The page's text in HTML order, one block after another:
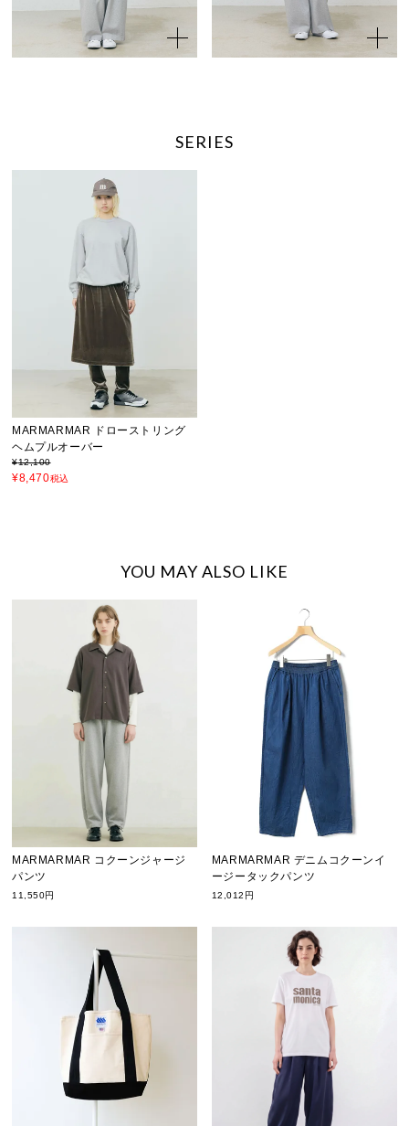
SERIES
MARMARMAR ドローストリング
ヘムプルオーバー
¥12,100
¥8,470税込
YOU MAY ALSO LIKE
MARMARMAR コクーンジャージ
パンツ
11,550円
MARMARMAR デニムコクーンイ
ージータックパンツ
12,012円